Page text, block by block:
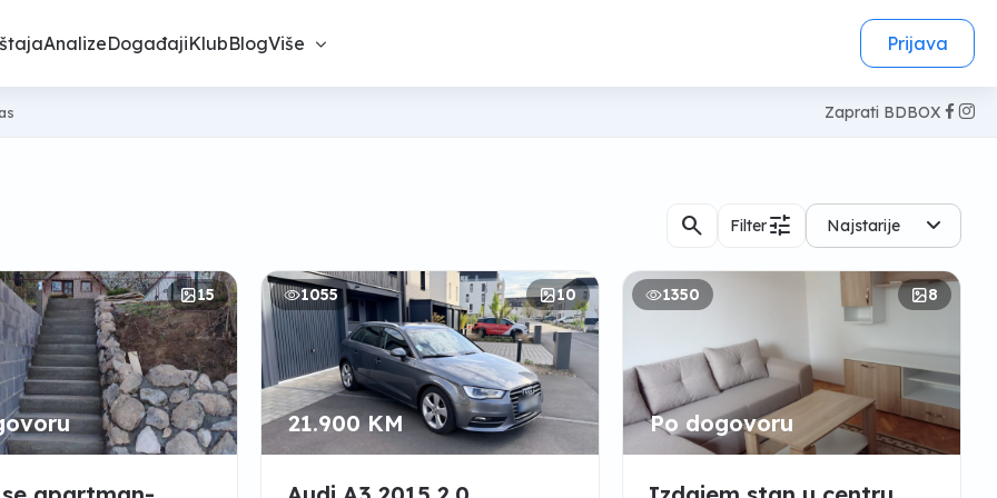
AnalizeDogađajiKlubBlogViše Prijava
Zaprati BDBOX
search Filtertune Najstarije
15 1055 10
21.900 KM
1350 8
Po dogovoru